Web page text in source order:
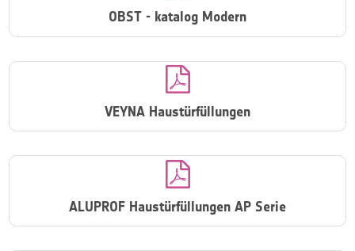
OBST - katalog Modern

VEYNA Haustürfüllungen

ALUPROF Haustürfüllungen AP Serie